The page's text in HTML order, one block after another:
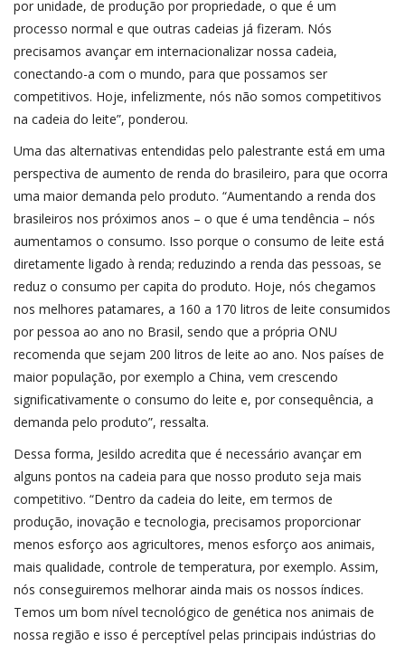
por unidade, de produção por propriedade, o que é um
processo normal e que outras cadeias já fizeram. Nós
precisamos avançar em internacionalizar nossa cadeia,
conectando-a com o mundo, para que possamos ser
competitivos. Hoje, infelizmente, nós não somos competitivos
na cadeia do leite”, ponderou.
Uma das alternativas entendidas pelo palestrante está em uma
perspectiva de aumento de renda do brasileiro, para que ocorra
uma maior demanda pelo produto. “Aumentando a renda dos
brasileiros nos próximos anos – o que é uma tendência – nós
aumentamos o consumo. Isso porque o consumo de leite está
diretamente ligado à renda; reduzindo a renda das pessoas, se
reduz o consumo per capita do produto. Hoje, nós chegamos
nos melhores patamares, a 160 a 170 litros de leite consumidos
por pessoa ao ano no Brasil, sendo que a própria ONU
recomenda que sejam 200 litros de leite ao ano. Nos países de
maior população, por exemplo a China, vem crescendo
significativamente o consumo do leite e, por consequência, a
demanda pelo produto”, ressalta.
Dessa forma, Jesildo acredita que é necessário avançar em
alguns pontos na cadeia para que nosso produto seja mais
competitivo. “Dentro da cadeia do leite, em termos de
produção, inovação e tecnologia, precisamos proporcionar
menos esforço aos agricultores, menos esforço aos animais,
mais qualidade, controle de temperatura, por exemplo. Assim,
nós conseguiremos melhorar ainda mais os nossos índices.
Temos um bom nível tecnológico de genética nos animais de
nossa região e isso é perceptível pelas principais indústrias do